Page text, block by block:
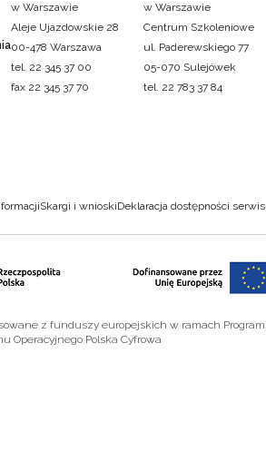
w Warszawie
Aleje Ujazdowskie 28
00-478 Warszawa
tel. 22 345 37 00
fax 22 345 37 70
w Warszawie
Centrum Szkoleniowe
ul. Paderewskiego 77
05-070 Sulejówek
tel. 22 783 37 84
Skargi i wnioskiDeklaracja dostępności
z funduszy europejskich w ramach
Operacyjnego Polska Cyfrowa